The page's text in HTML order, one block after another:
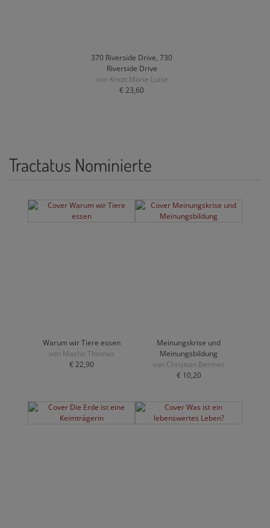
370 Riverside Drive, 730
Riverside Drive
von Knott Marie Luise
€ 23,60
Tractatus Nominierte
Warum wir Tiere essen
von Macho Thomas
€ 22,90
Meinungskrise und
Meinungsbildung
von Christian Bermes
€ 10,20